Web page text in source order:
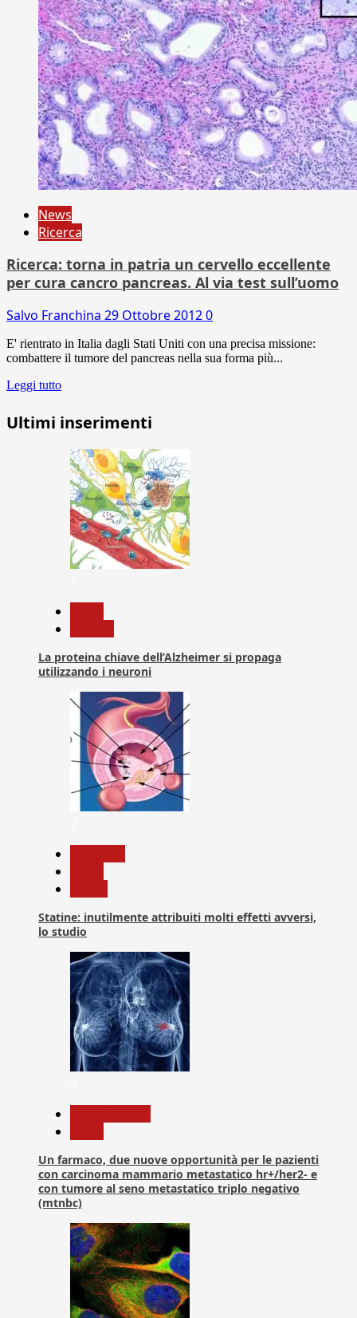
News
Ricerca
Ricerca: torna in patria un cervello eccellente
per cura cancro pancreas. Al via test sull’uomo
Salvo Franchina 29 Ottobre 20120
E' rientrato in Italia dagli Stati Uniti con una precisa missione:
combattere il tumore del pancreas nella sua forma più...
Leggi tutto
Ultimi inserimenti
La proteina chiave dell’Alzheimer si propaga
utilizzando i neuroni
Statine: inutilmente attribuiti molti effetti avversi,
lo studio
Un farmaco, due nuove opportunità per le pazienti
con carcinoma mammario metastatico hr+/her2- e
con tumore al seno metastatico triplo negativo
(mtnbc)